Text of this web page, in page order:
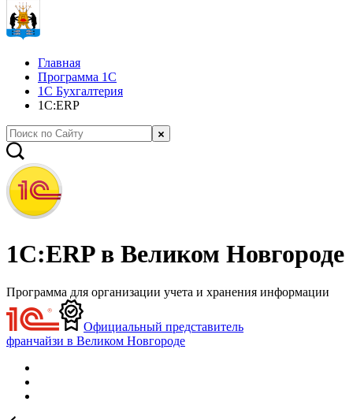
Главная
Программа 1С
1С Бухгалтерия
1С:ERP
1С:ERP в Великом Новгороде
Программа для организации учета и хранения информации
Официальный представитель
франчайзи в Великом Новгороде